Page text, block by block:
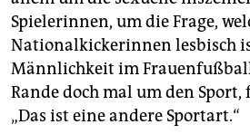
Spielerinnen, um die Frage,
Nationalkickerinnen lesbisch
Männlichkeit im Frauenfußball
Rande doch mal um den Sport,
„Das ist eine andere Sportart.“